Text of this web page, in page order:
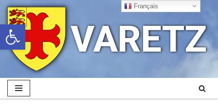
Ouvrir la barre d’outils
Aller
au
contenu
VARETZ
Français